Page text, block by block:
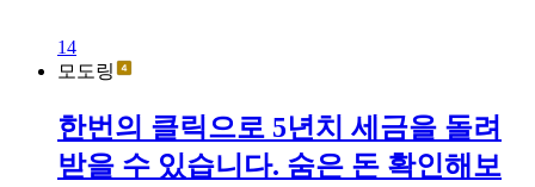
14
모도링
한번의 클릭으로 5년치 세금을 돌려
받을 수 있습니다. 숨은 돈 확인해보